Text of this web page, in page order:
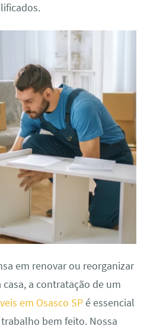
em renovar ou reorganizar
a contratação de um
em Osasco SPé essencial
bem feito. Nossa